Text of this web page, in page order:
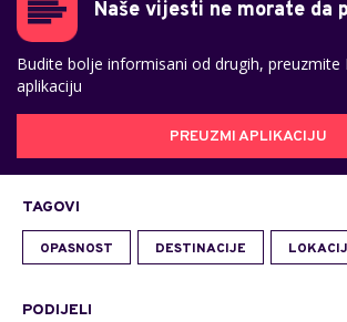
Naše vijesti ne morate da
Budite bolje informisani od drugih,
aplikaciju
PREUZMI APLIKACIJU
TAGOVI
OPASNOST DESTINACIJE
PODIJELI